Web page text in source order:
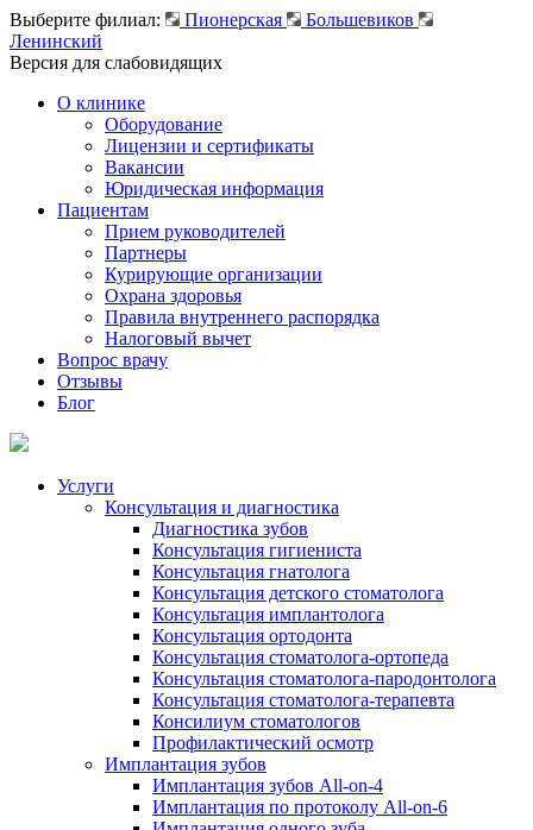
Выберите филиал: Пионерская
Большевиков
Ленинский
Версия для слабовидящих
О клинике
Оборудование
Лицензии и сертификаты
Вакансии
Юридическая информация
Пациентам
Прием руководителей
Партнеры
Курирующие организации
Охрана здоровья
Правила внутреннего распорядка
Налоговый вычет
Вопрос врачу
Отзывы
Блог
Услуги
Консультация и диагностика
Диагностика зубов
Консультация гигиениста
Консультация гнатолога
Консультация детского стоматолога
Консультация имплантолога
Консультация ортодонта
Консультация стоматолога-ортопеда
Консультация стоматолога-пародонтолога
Консультация стоматолога-терапевта
Консилиум стоматологов
Профилактический осмотр
Имплантация зубов
Имплантация зубов All-on-4
Имплантация по протоколу All-on-6